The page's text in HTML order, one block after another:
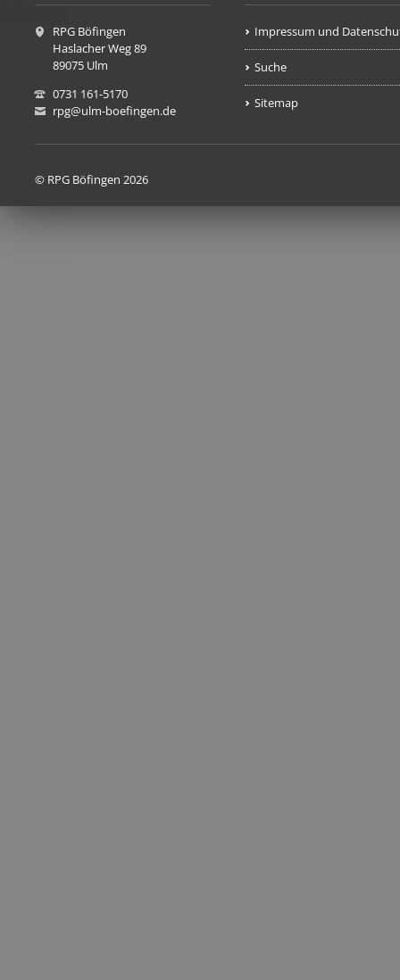
RPG Böfingen
Haslacher Weg 89
89075 Ulm
0731 161-5170
rpg@ulm-boefingen.de
Impressum und
Suche
Sitemap
© RPG Böfingen 2026